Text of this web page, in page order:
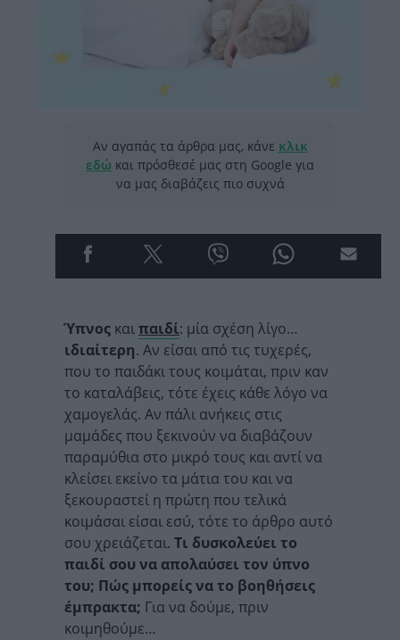
Αν αγαπάς τα άρθρα μας, κάνε κλικ
εδώ και πρόσθεσέ μας στη Google για
να μας διαβάζεις πιο συχνά
Ύπνος καιπαιδί: μία σχέση λίγο…
ιδιαίτερη. Αν είσαι από τις τυχερές,
που το παιδάκι τους κοιμάται, πριν καν
το καταλάβεις, τότε έχεις κάθε λόγο να
χαμογελάς. Αν πάλι ανήκεις στις
μαμάδες που ξεκινούν να διαβάζουν
παραμύθια στο μικρό τους και αντί να
κλείσει εκείνο τα μάτια του και να
ξεκουραστεί η πρώτη που τελικά
κοιμάσαι είσαι εσύ, τότε το άρθρο αυτό
σου χρειάζεται. Τι δυσκολεύει το
παιδί σου να απολαύσει τον ύπνο
του; Πώς μπορείς να το βοηθήσεις
έμπρακτα; Για να δούμε, πριν
κοιμηθούμε…